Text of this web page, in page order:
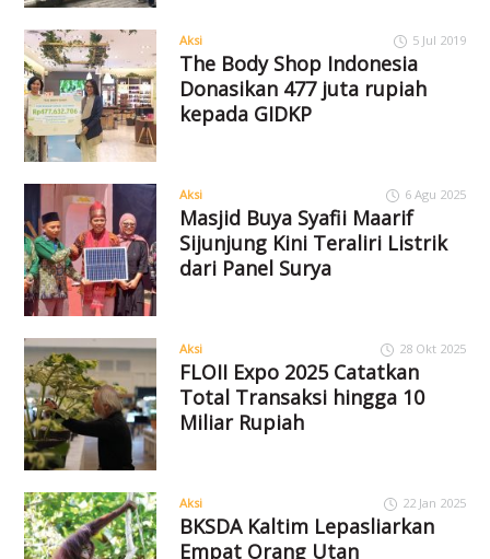
Aksi 5 Jul 2019
The Body Shop Indonesia
Donasikan 477 juta rupiah
kepada GIDKP
Aksi 6 Agu 2025
Masjid Buya Syafii Maarif
Sijunjung Kini Teraliri Listrik
dari Panel Surya
Aksi 28 Okt 2025
FLOII Expo 2025 Catatkan
Total Transaksi hingga 10
Miliar Rupiah
Aksi 22 Jan 2025
BKSDA Kaltim Lepasliarkan
Empat Orang Utan